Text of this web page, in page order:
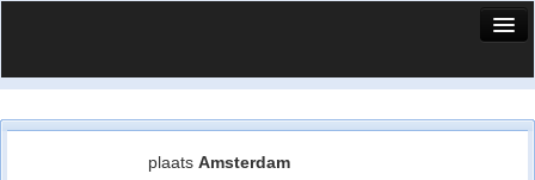
Vergelijk prijsposities - wijk
plaats Amsterdam